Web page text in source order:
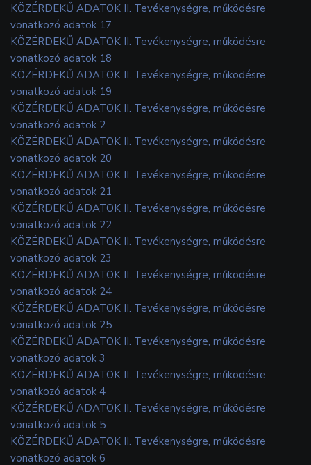
KÖZÉRDEKŰ ADATOK II. Tevékenységre, működésre
vonatkozó adatok 17
KÖZÉRDEKŰ ADATOK II. Tevékenységre, működésre
vonatkozó adatok 18
KÖZÉRDEKŰ ADATOK II. Tevékenységre, működésre
vonatkozó adatok 19
KÖZÉRDEKŰ ADATOK II. Tevékenységre, működésre
vonatkozó adatok 2
KÖZÉRDEKŰ ADATOK II. Tevékenységre, működésre
vonatkozó adatok 20
KÖZÉRDEKŰ ADATOK II. Tevékenységre, működésre
vonatkozó adatok 21
KÖZÉRDEKŰ ADATOK II. Tevékenységre, működésre
vonatkozó adatok 22
KÖZÉRDEKŰ ADATOK II. Tevékenységre, működésre
vonatkozó adatok 23
KÖZÉRDEKŰ ADATOK II. Tevékenységre, működésre
vonatkozó adatok 24
KÖZÉRDEKŰ ADATOK II. Tevékenységre, működésre
vonatkozó adatok 25
KÖZÉRDEKŰ ADATOK II. Tevékenységre, működésre
vonatkozó adatok 3
KÖZÉRDEKŰ ADATOK II. Tevékenységre, működésre
vonatkozó adatok 4
KÖZÉRDEKŰ ADATOK II. Tevékenységre, működésre
vonatkozó adatok 5
KÖZÉRDEKŰ ADATOK II. Tevékenységre, működésre
vonatkozó adatok 6